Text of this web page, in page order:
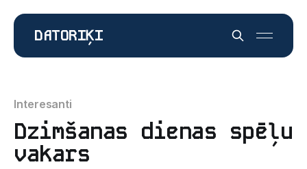
DATORIĶI
Interesanti
Dzimšanas dienas spēļu
vakars